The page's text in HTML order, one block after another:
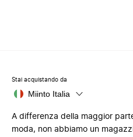
Stai acquistando da
Miinto Italia
A differenza della maggior
moda, non abbiamo un